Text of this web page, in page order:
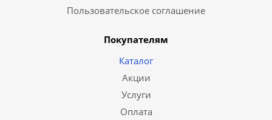
Пользовательское соглашение
Покупателям
Каталог
Акции
Услуги
Оплата